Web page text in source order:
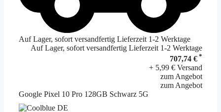
Auf Lager, sofort versandfertig Lieferzeit 1-2 Werktage
Auf Lager, sofort versandfertig Lieferzeit 1-2 Werktage
707,74 € *
+ 5,99 € Versand
zum Angebot
zum Angebot
Google Pixel 10 Pro 128GB Schwarz 5G